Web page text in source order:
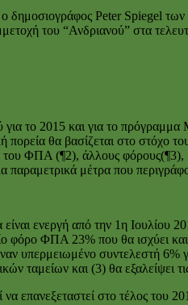
δημοσιογράφος Peter Spiegel
του “Ανδριανού” στα
το 2015 και για το
θα βασίζεται στο στόχο
ΦΠΑ (¶2), άλλους
παραμετρικά μέτρα που
ενεργή από την 1η Ιουλίου
ΦΠΑ 23% που θα ισχύει
υπερμειωμένο συντελεστή 6%
ταμείων και (3) θα εξαλείψει
επανεξεταστεί στο τέλος του